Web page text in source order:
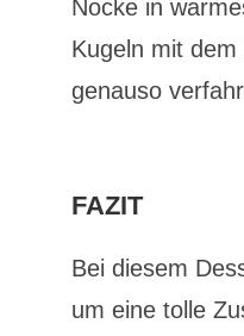
Nocke in
Kugeln mit
genauso
FAZIT
Bei diesem
um eine tolle